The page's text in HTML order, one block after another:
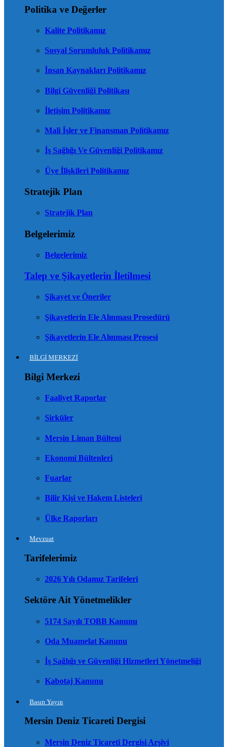
Politika ve Değerler
Kalite Politikamız
Sosyal Sorumluluk Politikamız
İnsan Kaynakları Politikamız
Bilgi Güvenliği Politikası
İletişim Politikamız
Mali İşler ve Finansman Politikamız
İş Sağlığı Ve Güvenliği Politikamız
Üye İlişkileri Politikamız
Stratejik Plan
Stratejik Plan
Belgelerimiz
Belgelerimiz
Talep ve Şikayetlerin İletilmesi
Şikayet ve Öneriler
Şikayetlerin Ele Alınması Prosedürü
Şikayetlerin Ele Alınması Prosesi
BİLGİ MERKEZİ
Bilgi Merkezi
Faaliyet Raporlar
Sirküler
Mersin Liman Bülteni
Ekonomi Bültenleri
Fuarlar
Bilir Kişi ve Hakem Listeleri
Ülke Raporları
Mevzuat
Tarifelerimiz
2026 Yılı Odamız Tarifeleri
Sektöre Ait Yönetmelikler
5174 Sayılı TOBB Kanunu
Oda Muamelat Kanunu
İş Sağlığı ve Güvenliği Hizmetleri Yönetmeliği
Kabotaj Kanunu
Basın Yayın
Mersin Deniz Ticareti Dergisi
Mersin Deniz Ticareti Dergisi Arşivi